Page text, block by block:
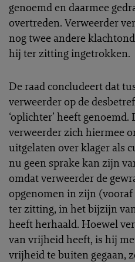
genoemd en daarmee
overtreden. Verweerder
nog twee andere
hij ter zitting ingetrokken.
De raad concludeert dat
verweerder op de
‘oplichter’ heeft
verweerder zich hiermee
uitgelaten over klager als
nu geen sprake kan zijn
omdat verweerder de
opgenomen in zijn
ter zitting, in het bijzijn
heeft herhaald. Hoewel
van vrijheid heeft, is hij
vrijheid te buiten gegaan,